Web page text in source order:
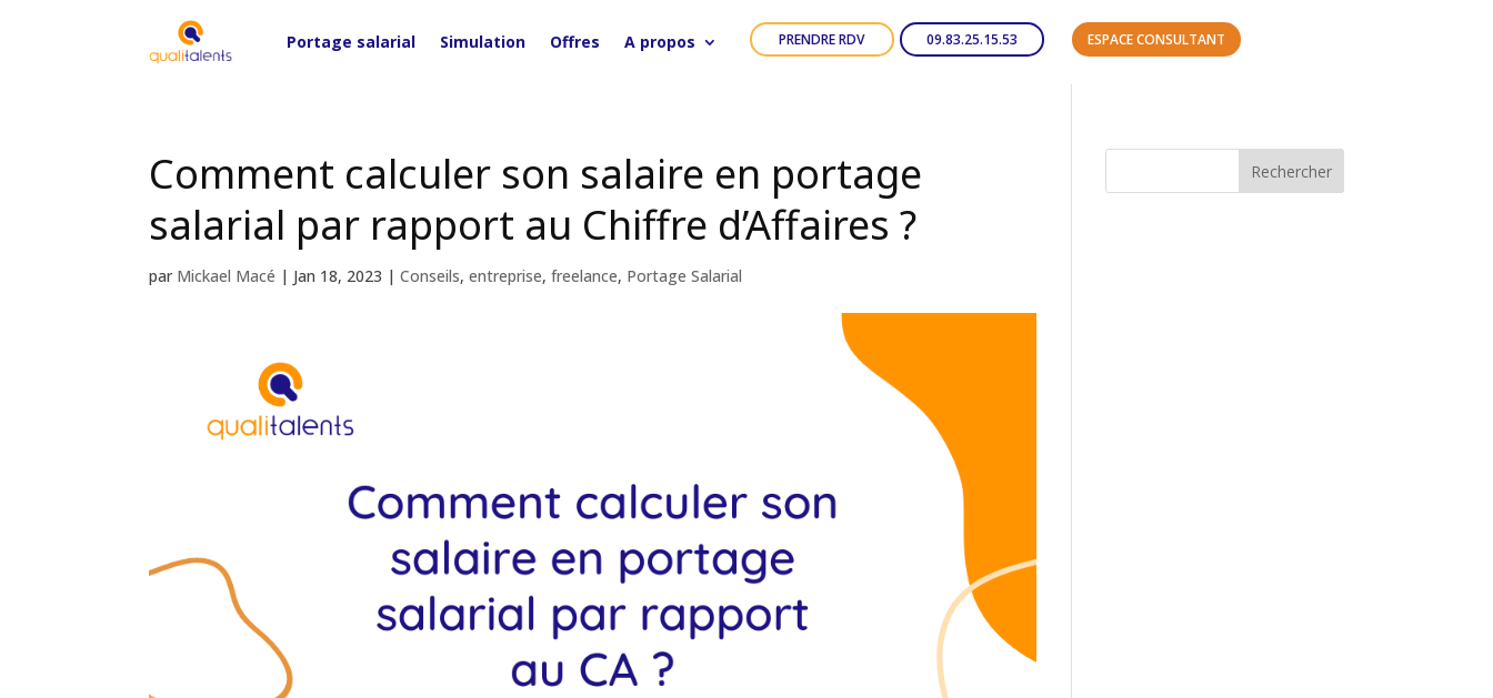
Portage salarial Simulation Offres A propos PRENDRE RDV 09.83.25.15.53 ESPACE CONSULTANT
Comment calculer son salaire en portage
salarial par rapport au Chiffre d’Affaires ?
par Mickael Macé | Jan 18, 2023 |Conseils,entreprise,freelance, Portage Salarial